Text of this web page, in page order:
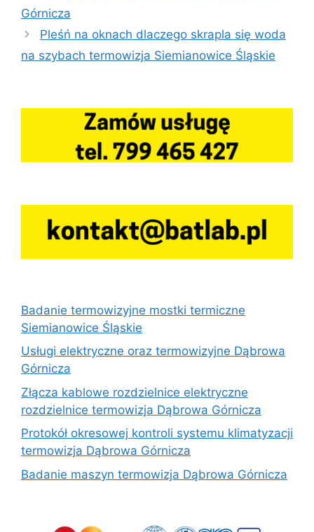
Górnicza
Pleśń na oknach dlaczego skrapla się woda
na szybach termowizja Siemianowice Śląskie
Badanie termowizyjne mostki termiczne
Siemianowice Śląskie
Usługi elektryczne oraz termowizyjne Dąbrowa
Górnicza
Złącza kablowe rozdzielnice elektryczne
rozdzielnice termowizja Dąbrowa Górnicza
Protokół okresowej kontroli systemu klimatyzacji
termowizja Dąbrowa Górnicza
Badanie maszyn termowizja Dąbrowa Górnicza